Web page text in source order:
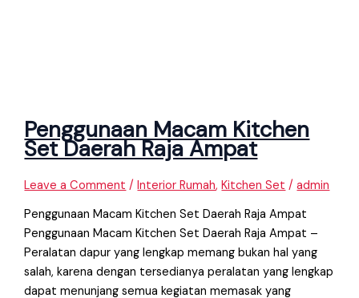
Penggunaan Macam Kitchen
Set Daerah Raja Ampat
Leave a Comment /Interior Rumah,Kitchen Set /admin
Penggunaan Macam Kitchen Set Daerah Raja Ampat
Penggunaan Macam Kitchen Set Daerah Raja Ampat –
Peralatan dapur yang lengkap memang bukan hal yang
salah, karena dengan tersedianya peralatan yang lengkap
dapat menunjang semua kegiatan memasak yang